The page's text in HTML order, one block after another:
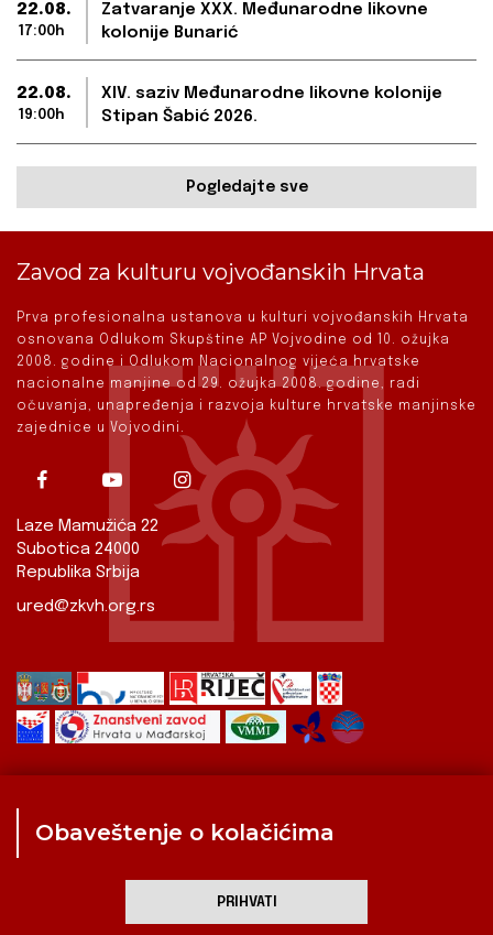
22.08.
17:00h
Zatvaranje XXX. Međunarodne likovne
kolonije Bunarić
22.08.
19:00h
XIV. saziv Međunarodne likovne kolonije
Stipan Šabić 2026.
Pogledajte sve
Zavod za kulturu vojvođanskih Hrvata
Prva profesionalna ustanova u kulturi vojvođanskih Hrvata
osnovana Odlukom Skupštine AP Vojvodine od 10. ožujka
2008. godine i Odlukom Nacionalnog vijeća hrvatske
nacionalne manjine od 29. ožujka 2008. godine, radi
očuvanja, unapređenja i razvoja kulture hrvatske manjinske
zajednice u Vojvodini.
Laze Mamužića 22
Subotica 24000
Republika Srbija
ured@zkvh.org.rs
Kulturna scena
Obaveštenje o kolačićima
PRIHVATI